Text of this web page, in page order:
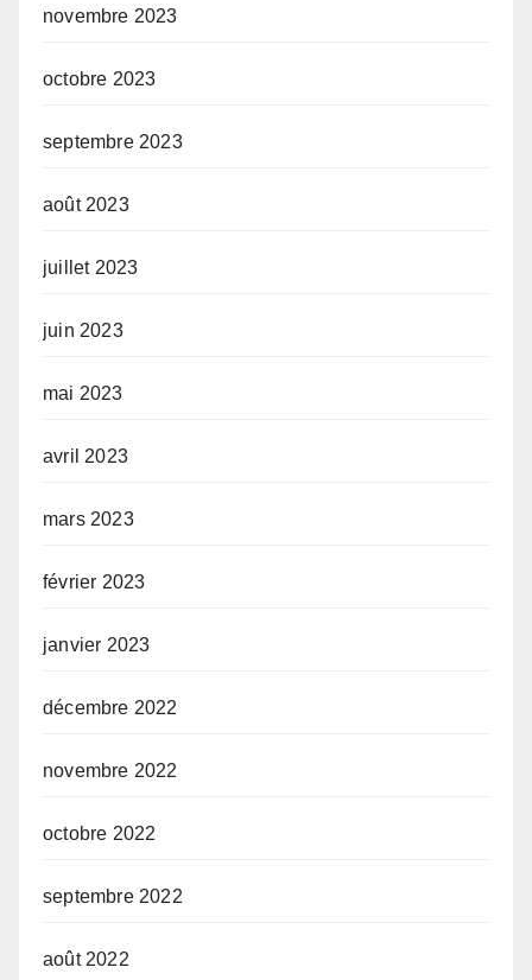
novembre 2023
octobre 2023
septembre 2023
août 2023
juillet 2023
juin 2023
mai 2023
avril 2023
mars 2023
février 2023
janvier 2023
décembre 2022
novembre 2022
octobre 2022
septembre 2022
août 2022